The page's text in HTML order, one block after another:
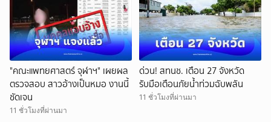
"คณะแพทยศาสตร์ จุฬาฯ" เผยผล
ตรวจสอบ สาวอ้างเป็นหมอ งานนี้
ชัดเจน
11 ชั่วโมงที่ผ่านมา
ด่วน! สทนช. เตือน 27 จังหวัด
รับมือเตือนภัยน้ำท่วมฉับพลัน
11 ชั่วโมงที่ผ่านมา